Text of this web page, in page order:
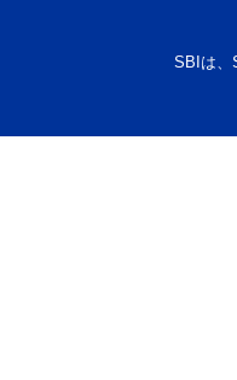
SBIは、